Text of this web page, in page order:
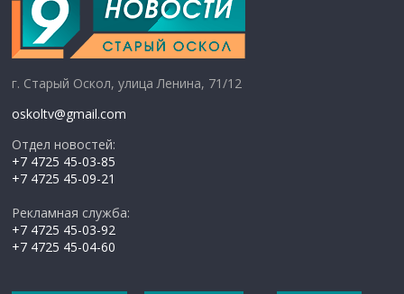
г. Старый Оскол, улица Ленина, 71/12
oskoltv@gmail.com
Отдел новостей:
+7 4725 45-03-85
+7 4725 45-09-21
Рекламная служба:
+7 4725 45-03-92
+7 4725 45-04-60